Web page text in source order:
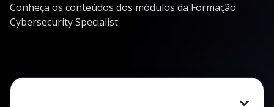
Conheça os conteúdos dos módulos da Formação
Cybersecurity Specialist